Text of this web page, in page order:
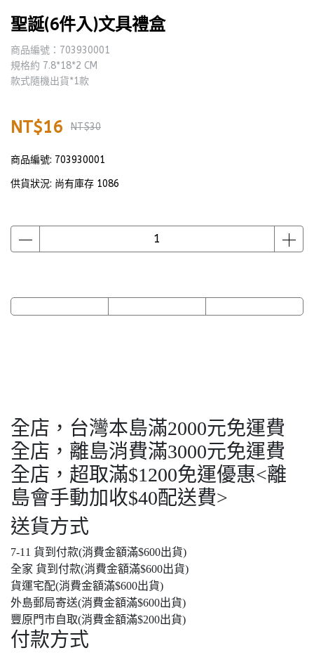
聖誕(6件入)文具禮盒
商品編號：703930001
規格約 7.8*18*2 CM
款式隨機出貨*1款
NT$16 NT$30
商品編號: 703930001
供貨狀況: 尚有庫存 1086
全店，台灣本島滿2000元免運費
全店，離島消費滿3000元免運費
全店，超取滿$1200免運優惠<離
島會手動加收$40配送費>
送貨方式
7-11 貨到付款(消費金額滿$600出貨)
全家 貨到付款(消費金額滿$600出貨)
貨運宅配(消費金額滿$600出貨)
外島郵局寄送(消費金額滿$600出貨)
豐原門市自取(消費金額滿$200出貨)
付款方式